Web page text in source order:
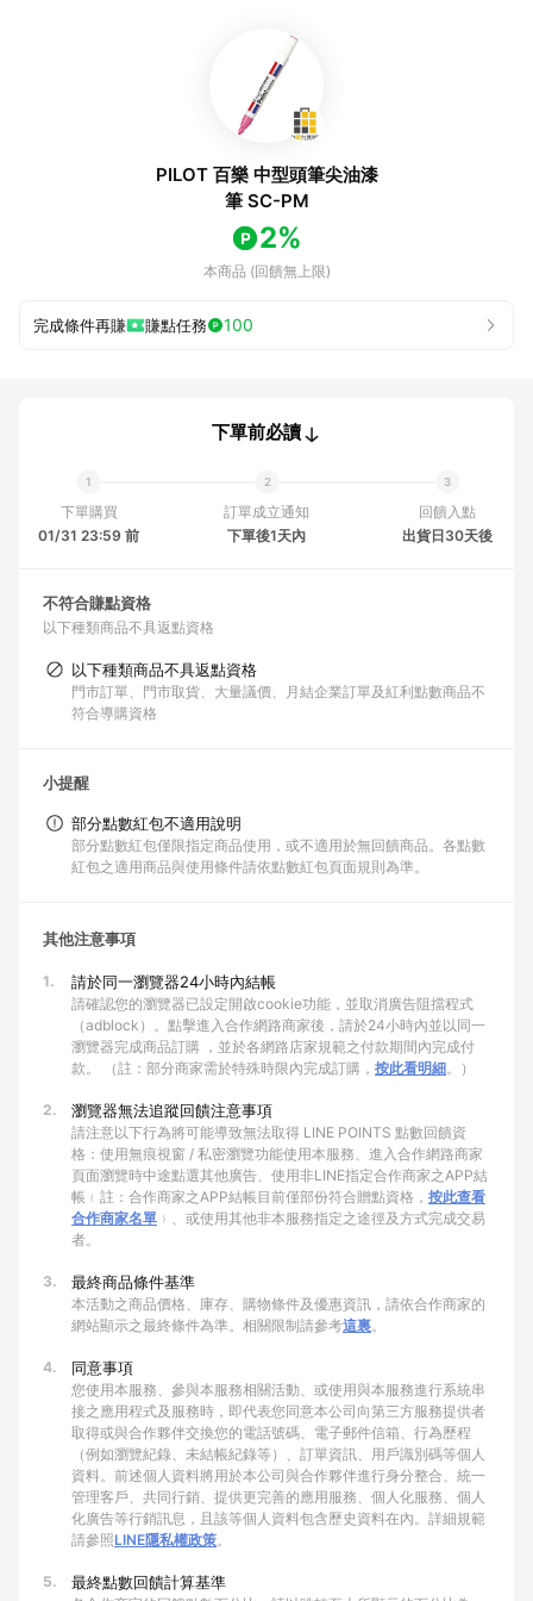
PILOT 百樂 中型頭筆尖油漆
筆 SC-PM
2%
本商品 (回饋無上限)
完成條件再賺 賺點任務 100
下單前必讀
下單購買
01/31 23:59 前
訂單成立通知
下單後1天內
回饋入點
出貨日30天後
不符合賺點資格
以下種類商品不具返點資格
以下種類商品不具返點資格
門市訂單、門市取貨、大量議價、月結企業訂單及紅利點數商品不
符合導購資格
小提醒
部分點數紅包不適用說明
部分點數紅包僅限指定商品使用，或不適用於無回饋商品。各點數
紅包之適用商品與使用條件請依點數紅包頁面規則為準。
其他注意事項
1. 請於同一瀏覽器24小時內結帳
請確認您的瀏覽器已設定開啟cookie功能，並取消廣告阻擋程式
（adblock）。點擊進入合作網路商家後，請於24小時內並以同一
瀏覽器完成商品訂購 ，並於各網路店家規範之付款期間內完成付
款。 （註：部分商家需於特殊時限內完成訂購， 按此看明細。）
2. 瀏覽器無法追蹤回饋注意事項
請注意以下行為將可能導致無法取得 LINE POINTS 點數回饋資
格：使用無痕視窗 / 私密瀏覽功能使用本服務、進入合作網路商家
頁面瀏覽時中途點選其他廣告、使用非LINE指定合作商家之APP結
帳﹙註：合作商家之APP結帳目前僅部份符合贈點資格， 按此查看
合作商家名單 ﹚、或使用其他非本服務指定之途徑及方式完成交易
者。
3. 最終商品條件基準
本活動之商品價格、庫存、購物條件及優惠資訊，請依合作商家的
網站顯示之最終條件為準。相關限制請參考這裏。
4. 同意事項
您使用本服務、參與本服務相關活動、或使用與本服務進行系統串
接之應用程式及服務時，即代表您同意本公司向第三方服務提供者
取得或與合作夥伴交換您的電話號碼、電子郵件信箱、行為歷程
（例如瀏覽紀錄、未結帳紀錄等）、訂單資訊、用戶識別碼等個人
資料。前述個人資料將用於本公司與合作夥伴進行身分整合、統一
管理客戶、共同行銷、提供更完善的應用服務、個人化服務、個人
化廣告等行銷訊息，且該等個人資料包含歷史資料在內。詳細規範
請參照LINE隱私權政策。
5. 最終點數回饋計算基準